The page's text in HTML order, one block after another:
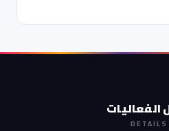
الفعاليات